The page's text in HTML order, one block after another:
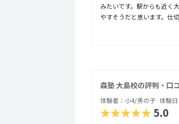
みたいです。駅からも近く
やすそうだと思います。仕
たくさんの人が勉強をして
はよくわかりませんが、他
森塾 大島校の評判・口
体験者：小4/男の子 体験
★★★★★5.0